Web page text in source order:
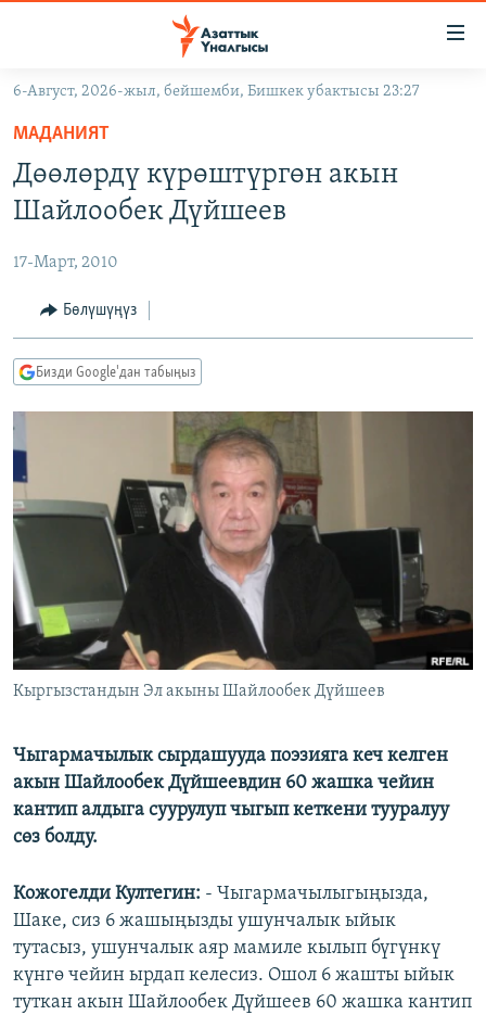
Навигацияга
өтүңүз
Издөөгө
салыңызКЫРГЫЗСТАН
ЭКОНОМИКА
МАДАНИЯТ
ДҮЙНӨ
БОРБОР АЗИЯ
АТАЙЫН ИЛИКТӨӨ
ТВ ПРОГРАММАЛАР
ЭКСПЕРТТЕР ТАЛДАЙТ
ЭЖЕ-СИҢДИЛЕР
ЫҢГАЙСЫЗ СУРООЛОР
ӨЗГӨЧӨ ПИКИР
Русский
ОНЛАЙН ШЕРИНЕ
ЭЕ/АРнун бардык сайттары
6-Август, 2026-жыл, бейшемби, Бишкек убактысы 23:27
МАДАНИЯТ
Дөөлөрдү күрөштүргөн акын
Шайлообек Дүйшеев
17-Март, 2010
Бөлүшүңүз
Бизди Google'дан табыңыз
Кыргызстандын Эл акыны Шайлообек Дүйшеев
Чыгармачылык сырдашууда поэзияга кеч келген
акын Шайлообек Дүйшеевдин 60 жашка чейин
кантип алдыга суурулуп чыгып кеткени тууралуу
сөз болду.
Кожогелди Култегин: - Чыгармачылыгыңызда,
Шаке, сиз 6 жашыңызды ушунчалык ыйык
тутасыз, ушунчалык аяр мамиле кылып бүгүнкү
күнгө чейин ырдап келесиз. Ошол 6 жашты ыйык
туткан акын Шайлообек Дүйшеев 60 жашка кантип